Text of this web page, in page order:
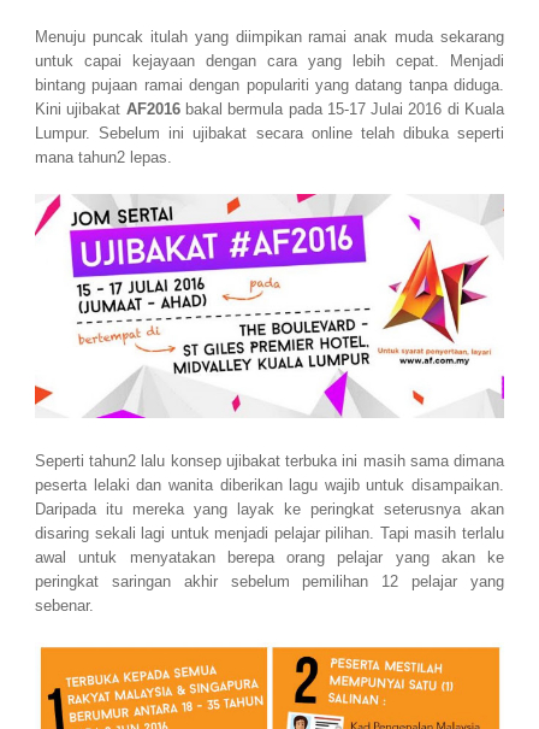
Menuju puncak itulah yang diimpikan ramai anak muda sekarang
untuk capai kejayaan dengan cara yang lebih cepat. Menjadi
bintang pujaan ramai dengan populariti yang datang tanpa diduga.
Kini ujibakat AF2016bakal bermula pada 15-17 Julai 2016 di Kuala
Lumpur. Sebelum ini ujibakat secara online telah dibuka seperti
mana tahun2 lepas.
Seperti tahun2 lalu konsep ujibakat terbuka ini masih sama dimana
peserta lelaki dan wanita diberikan lagu wajib untuk disampaikan.
Daripada itu mereka yang layak ke peringkat seterusnya akan
disaring sekali lagi untuk menjadi pelajar pilihan. Tapi masih terlalu
awal untuk menyatakan berepa orang pelajar yang akan ke
peringkat saringan akhir sebelum pemilihan 12 pelajar yang
sebenar.